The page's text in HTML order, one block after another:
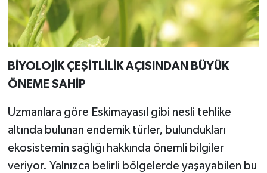
BİYOLOJİK ÇEŞİTLİLİK AÇISINDAN BÜYÜK
ÖNEME SAHİP
Uzmanlara göre Eskimayasıl gibi nesli tehlike
altında bulunan endemik türler, bulundukları
ekosistemin sağlığı hakkında önemli bilgiler
veriyor. Yalnızca belirli bölgelerde yaşayabilen bu